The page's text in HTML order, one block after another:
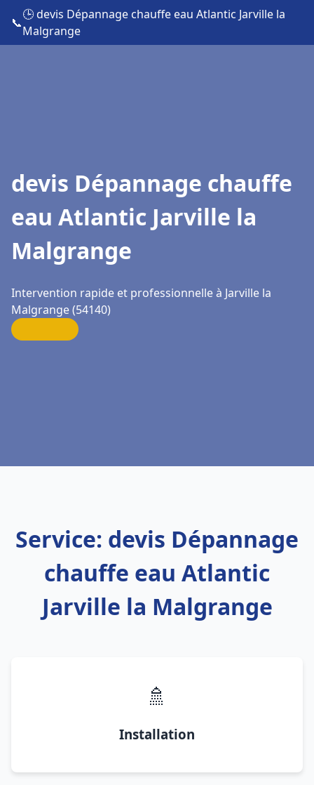
📞
🕒 devis Dépannage chauffe eau Atlantic Jarville la
Malgrange
devis Dépannage chauffe
eau Atlantic Jarville la
Malgrange
Intervention rapide et professionnelle à Jarville la
Malgrange (54140)
Service: devis Dépannage
chauffe eau Atlantic
Jarville la Malgrange
🚿
Installation